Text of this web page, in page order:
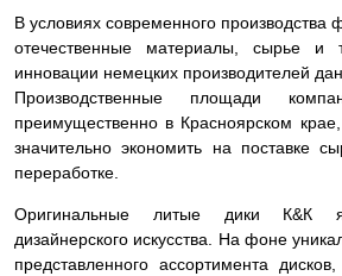
В условиях современного производства
отечественные материалы, сырье и
инновации немецких производителей
Производственные площади
преимущественно в Красноярском
значительно экономить на поставке
переработке.
Оригинальные литые дики К&К
дизайнерского искусства. На фоне
представленного ассортимента